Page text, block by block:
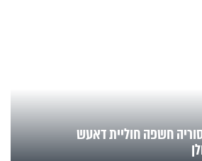
חשפה חוליית דאעש